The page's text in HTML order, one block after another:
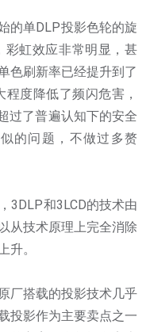
的单DLP投影色轮的旋
彩虹效应非常明显，甚
色刷新率已经提升到了
度降低了频闪危害，
过了普遍认知下的安全
的问题，不做过多赘
3DLP和3LCD的技术由
从技术原理上完全消除
升。
厂搭载的投影技术几乎
投影作为主要卖点之一